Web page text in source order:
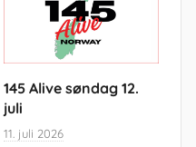
145 Alive søndag 12.
juli
11. juli 2026